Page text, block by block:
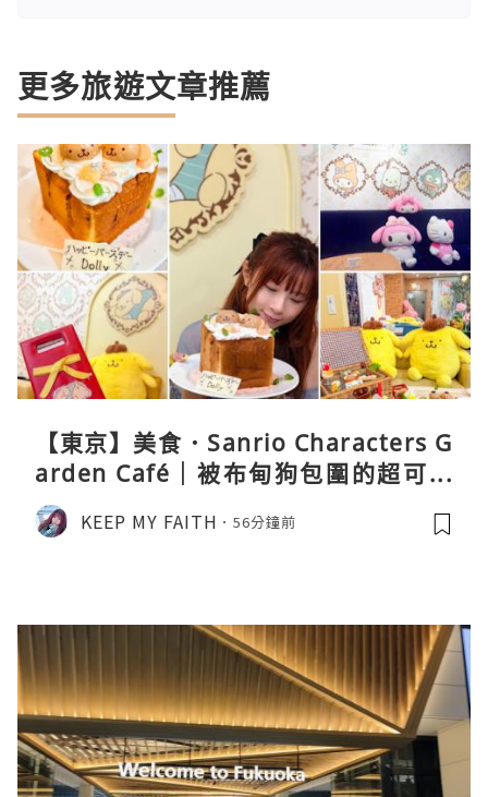
更多旅遊文章推薦
【東京】美食．Sanrio Characters G
arden Café｜被布甸狗包圍的超可愛
下午茶體驗
KEEP MY FAITH 56分鐘前